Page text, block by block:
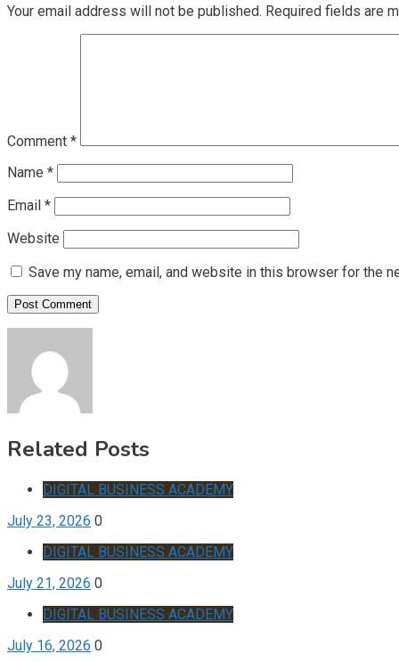
Your email address will not be published. Required fields are
Comment *
Name *
Email *
Website
Save my name, email, and website in this browser for the
Related Posts
DIGITAL BUSINESS ACADEMY
July 23, 2026 0
DIGITAL BUSINESS ACADEMY
July 21, 2026 0
DIGITAL BUSINESS ACADEMY
July 16, 2026 0